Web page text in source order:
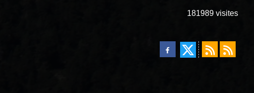
181989 visites